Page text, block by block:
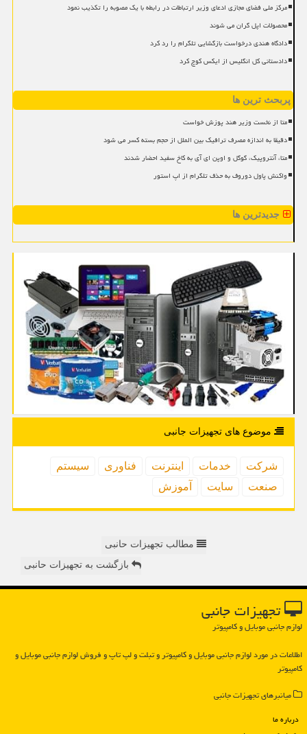
مرکز ملی فضای مجازی ادعای وزیر ارتباطات در رابطه با یک مصوبه را تکذیب نمود
محصولات اپل گران می شوند
دادگاه هندی درخواست بازگشایی تلگرام را رد کرد
دادستانی کل انگلیس از ایکس کوچ کرد
پربحث ترین ها
متا از نخست وزیر هند پوزش خواست
دقیقا به اندازه مصرف ترافیک بین الملل از حجم بسته کسر می شود
متا، آنتروپیک، گوگل و اوپن ای آی به کاخ سفید احضار شدند
واکنش پاول دوروف به حذف تلگرام از اپ استور
جدیدترین ها
موضوع های تجهیزات جانبی
شركت خدمات اینترنت فناوری
سیستم
صنعت
سایت آموزش
مطالب تجهیزات حانبی
بازگشت به تجهیزات حانبی
تجهیزات جانبی
لوازم جانبی موبایل و کامپیوتر
اطلاعات در مورد لوازم جانبی موبایل و كامپیوتر و تبلت و لپ تاپ و فروش لوازم جانبی موبایل و
كامپیوتر
میانبرهای تجهیزات جانبی
درباره ما